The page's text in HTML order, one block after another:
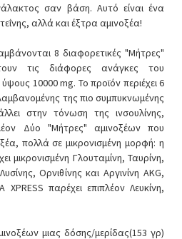
σαν βάση. Αυτό είναι ένα
αλλά και έξτρα αμινοξέα!
8 διαφορετικές "Μήτρες"
τις διάφορες ανάγκες του
10000 mg. Το προϊόν περιέχει 6
της πιο συμπυκνωμένης
στην τόνωση της ινσουλίνης,
Δύο "Μήτρες" αμινοξέων που
πολλά σε μικρονισμένη μορφή: η
μικρονισμένη Γλουταμίνη, Ταυρίνη,
Ορνιθίνης και Αργινίνη AKG,
παρέχει επιπλέον Λευκίνη,
μιας δόσης/μερίδας(153 γρ)